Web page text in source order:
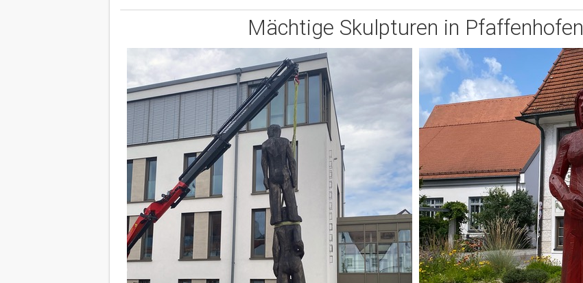
Mächtige Skulpturen in Pfaffenhofen